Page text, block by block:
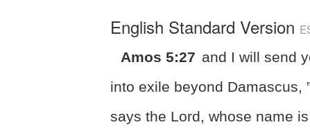
English Standard Version
Amos 5:27 and I will send
into exile beyond Damascus,
says the Lord, whose name